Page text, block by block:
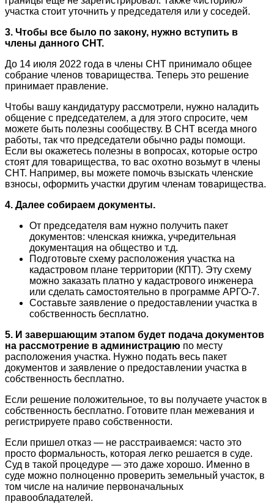
участка стоит уточнить у председателя или у соседей.
3. Чтобы все было по закону, нужно вступить в
члены данного СНТ.
До 14 июля 2022 года в члены СНТ принимало общее
собрание членов товарищества. Теперь это решение
принимает правление.
Чтобы вашу кандидатуру рассмотрели, нужно наладить
общение с председателем, а для этого спросите, чем
можете быть полезны сообществу. В СНТ всегда много
работы, так что председатели обычно рады помощи.
Если вы окажетесь полезны в вопросах, которые остро
стоят для товарищества, то вас охотно возьмут в члены
СНТ. Например, вы можете помочь взыскать членские
взносы, оформить участки другим членам товарищества.
4. Далее собираем документы.
От председателя вам нужно получить пакет
документов: членская книжка, учредительная
документация на общество и т.д.
Подготовьте схему расположения участка на
кадастровом плане территории (КПТ). Эту схему
можно заказать платно у кадастрового инженера
или сделать самостоятельно в программе АРГО-7.
Составьте заявление о предоставлении участка в
собственность бесплатно.
5. И завершающим этапом будет подача документов
на рассмотрение в администрацию по месту
расположения участка. Нужно подать весь пакет
документов и заявление о предоставлении участка в
собственность бесплатно.
Если решение положительное, то вы получаете участок в
собственность бесплатно. Готовите план межевания и
регистрируете право собственности.
Если пришел отказ — не расстраиваемся: часто это
просто формальность, которая легко решается в суде.
Суд в такой процедуре — это даже хорошо. Именно в
суде можно полноценно проверить земельный участок, в
том числе на наличие первоначальных
правообладателей.